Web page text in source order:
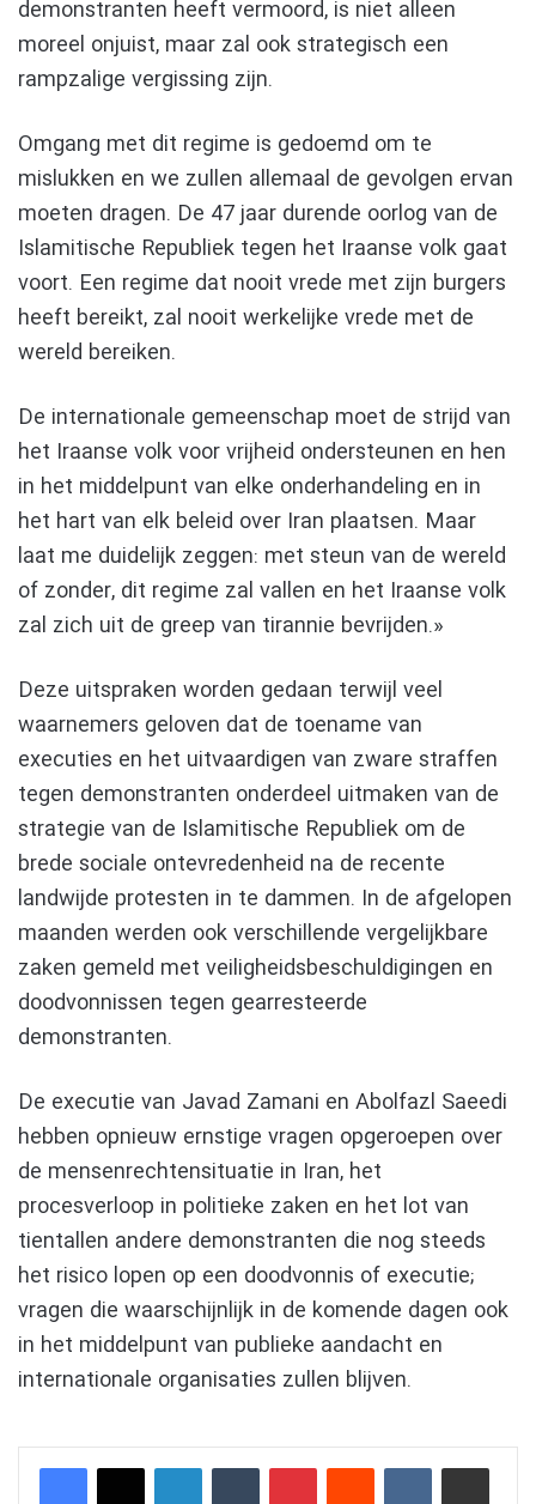
demonstranten heeft vermoord, is niet alleen
moreel onjuist, maar zal ook strategisch een
rampzalige vergissing zijn.
Omgang met dit regime is gedoemd om te
mislukken en we zullen allemaal de gevolgen ervan
moeten dragen. De 47 jaar durende oorlog van de
Islamitische Republiek tegen het Iraanse volk gaat
voort. Een regime dat nooit vrede met zijn burgers
heeft bereikt, zal nooit werkelijke vrede met de
wereld bereiken.
De internationale gemeenschap moet de strijd van
het Iraanse volk voor vrijheid ondersteunen en hen
in het middelpunt van elke onderhandeling en in
het hart van elk beleid over Iran plaatsen. Maar
laat me duidelijk zeggen: met steun van de wereld
of zonder, dit regime zal vallen en het Iraanse volk
zal zich uit de greep van tirannie bevrijden.»
Deze uitspraken worden gedaan terwijl veel
waarnemers geloven dat de toename van
executies en het uitvaardigen van zware straffen
tegen demonstranten onderdeel uitmaken van de
strategie van de Islamitische Republiek om de
brede sociale ontevredenheid na de recente
landwijde protesten in te dammen. In de afgelopen
maanden werden ook verschillende vergelijkbare
zaken gemeld met veiligheidsbeschuldigingen en
doodvonnissen tegen gearresteerde
demonstranten.
De executie van Javad Zamani en Abolfazl Saeedi
hebben opnieuw ernstige vragen opgeroepen over
de mensenrechtensituatie in Iran, het
procesverloop in politieke zaken en het lot van
tientallen andere demonstranten die nog steeds
het risico lopen op een doodvonnis of executie;
vragen die waarschijnlijk in de komende dagen ook
in het middelpunt van publieke aandacht en
internationale organisaties zullen blijven.
LinkedInTumblrPinterestReddit VKontakteDelen via e-mail